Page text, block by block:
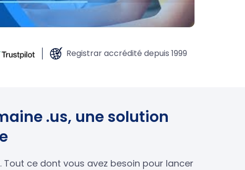
Registrar accrédité depuis 1999
.us, une solution
ce dont vous avez besoin pour lancer